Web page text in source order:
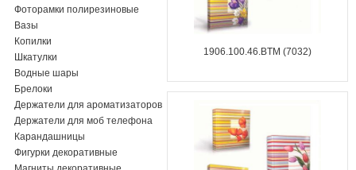
Фоторамки полирезиновые
Вазы
Копилки
Шкатулки
Водные шары
Брелоки
Держатели для ароматизаторов
Держатели для моб телефона
Карандашницы
Фигурки декоративные
1906.100.46.BTM (7032)